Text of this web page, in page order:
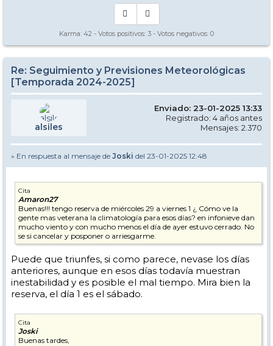
Karma: 42 - Votos positivos: 3 - Votos negativos: 0
Re: Seguimiento y Previsiones Meteorológicas
[Temporada 2024-2025]
alsiles
Enviado: 23-01-2025 13:33
Registrado: 4 años antes
Mensajes: 2.370
» En respuesta al mensaje de Joski del 23-01-2025 12:48
Cita
Amaron27
Buenas!!! tengo reserva de miércoles 29 a viernes 1 ¿ Cómo ve la
gente mas veterana la climatología para esos días? en infonieve dan
mucho viento y con mucho menos el día de ayer estuvo cerrado. No
se si cancelar y posponer o arriesgarme.
Puede que triunfes, si como parece, nevase los días
anteriores, aunque en esos días todavía muestran
inestabilidad y es posible el mal tiempo. Mira bien la
reserva, el día 1 es el sábado.
Cita
Joski
Buenas tardes,